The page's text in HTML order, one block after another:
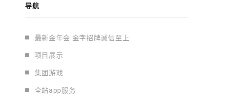
导航
最新金年会 金字招牌诚信至上
项目展示
集团游戏
全站app服务